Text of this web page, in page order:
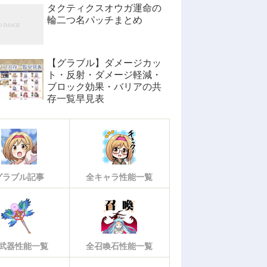
タクティクスオウガ運命の
輪二つ名パッチまとめ
【グラブル】ダメージカッ
ト・反射・ダメージ軽減・
ブロック効果・バリアの共
存一覧早見表
ラブル記事 全キャラ性能一覧
器性能一覧 全召喚石性能一覧